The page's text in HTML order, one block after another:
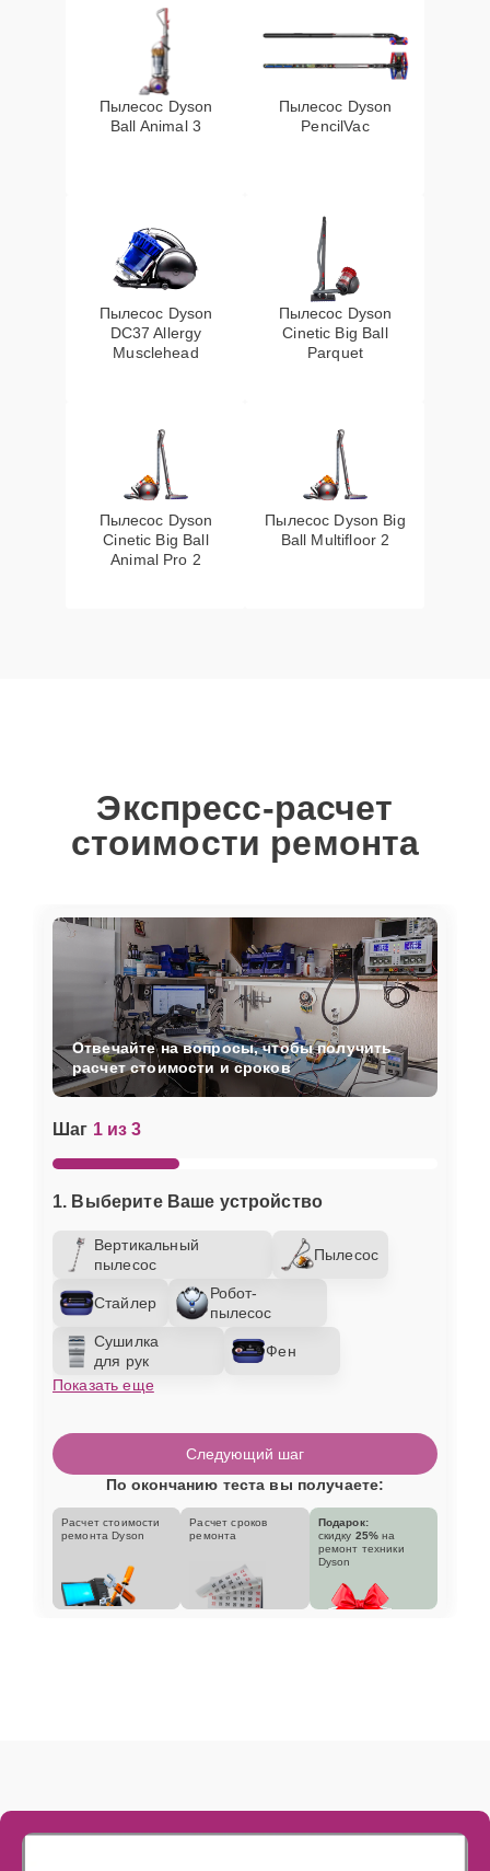
Пылесос Dyson
Ball Animal 3
Пылесос Dyson
PencilVac
Пылесос Dyson
DC37 Allergy
Musclehead
Пылесос Dyson
Cinetic Big Ball
Parquet
Пылесос Dyson
Cinetic Big Ball
Animal Pro 2
Пылесос Dyson Big
Ball Multifloor 2
Экспресс-расчет
стоимости ремонта
Шаг 1 из 3
1. Выберите Ваше устройство
Вертикальный
пылесос
Пылесос
Стайлер
Робот-
пылесос
Сушилка
для рук
Фен
Показать еще
Отвечайте на вопросы, чтобы получить
расчет стоимости и сроков
Следующий шаг
По окончанию теста вы получаете:
Расчет стоимости
ремонта Dyson
Расчет сроков
ремонта
Подарок:
скидку 25% на
ремонт техники
Dyson